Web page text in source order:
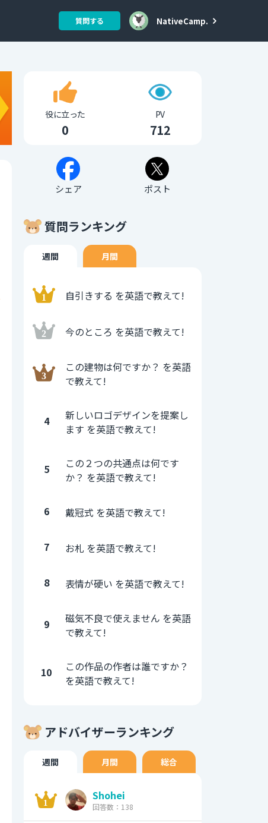
質問する NativeCamp.
役に立った
0
PV
712
シェア ポスト
質問ランキング
週間 月間
自引きする を英語で教えて!
今のところ を英語で教えて!
この建物は何ですか？ を英語
で教えて!
4
新しいロゴデザインを提案し
ます を英語で教えて!
5
この２つの共通点は何です
か？ を英語で教えて!
6 戴冠式 を英語で教えて!
7 お札 を英語で教えて!
8 表情が硬い を英語で教えて!
9
磁気不良で使えません を英語
で教えて!
10
この作品の作者は誰ですか？
を英語で教えて!
アドバイザーランキング
週間 月間 総合
Shohei
回答数：138